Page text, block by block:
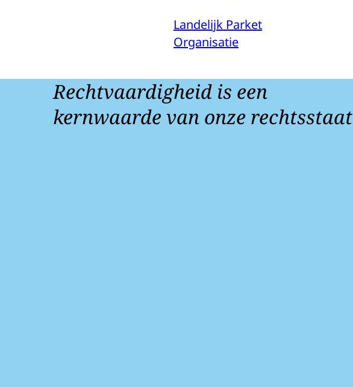
Landelijk Parket
Organisatie
Rechtvaardigheid is een
kernwaarde van onze rechtsstaat